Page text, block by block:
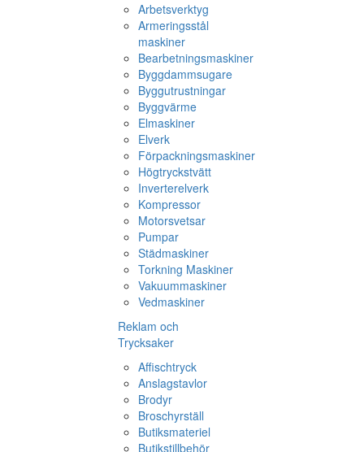
Arbetsverktyg
Armeringsstål
maskiner
Bearbetningsmaskiner
Byggdammsugare
Byggutrustningar
Byggvärme
Elmaskiner
Elverk
Förpackningsmaskiner
Högtryckstvätt
Inverterelverk
Kompressor
Motorsvetsar
Pumpar
Städmaskiner
Torkning Maskiner
Vakuummaskiner
Vedmaskiner
Reklam och
Trycksaker
Affischtryck
Anslagstavlor
Brodyr
Broschyrställ
Butiksmateriel
Butikstillbehör